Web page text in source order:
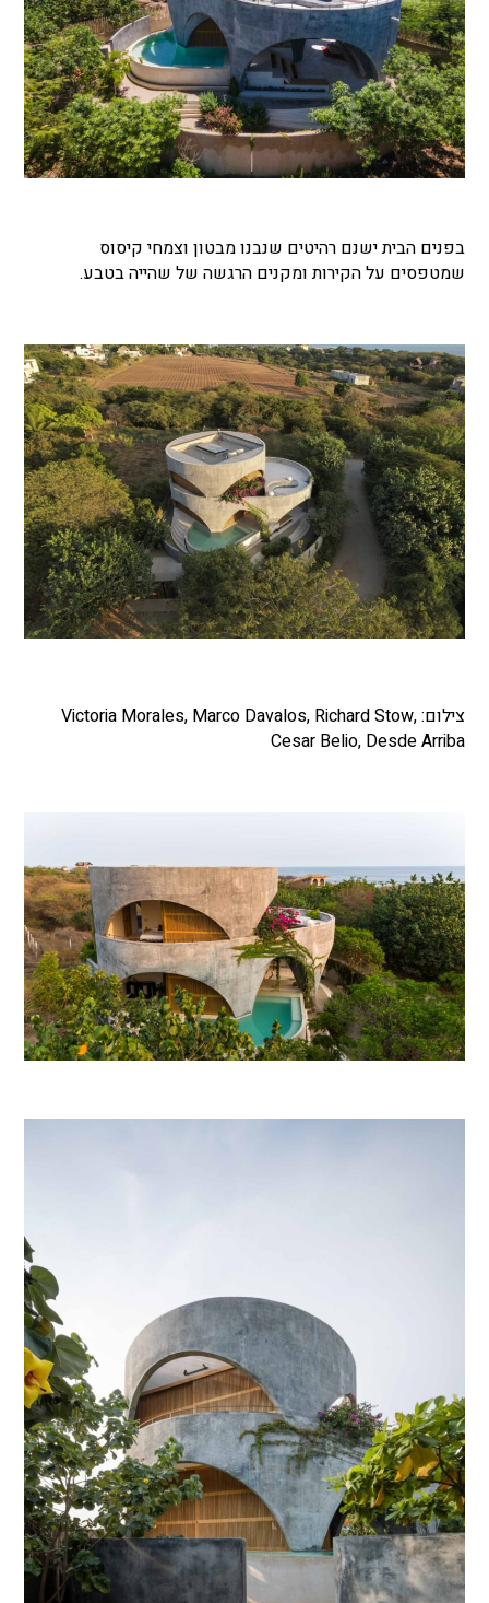
בפנים הבית ישנם רהיטים שנבנו מבטון וצמחי קיסוס
שמטפסים על הקירות ומקנים הרגשה של שהייה בטבע.
צילום: Victoria Morales, Marco Davalos, Richard Stow,
Cesar Belio, Desde Arriba